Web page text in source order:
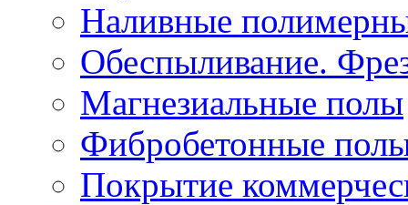
Наливные
Обеспыливание.
Магнезиальные полы
Фибробетонные
Покрытие